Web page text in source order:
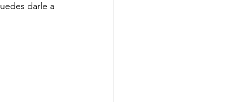
darle a